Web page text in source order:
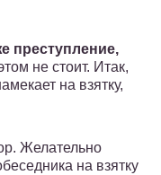
преступление,
не стоит. Итак,
на взятку,
Желательно
на взятку